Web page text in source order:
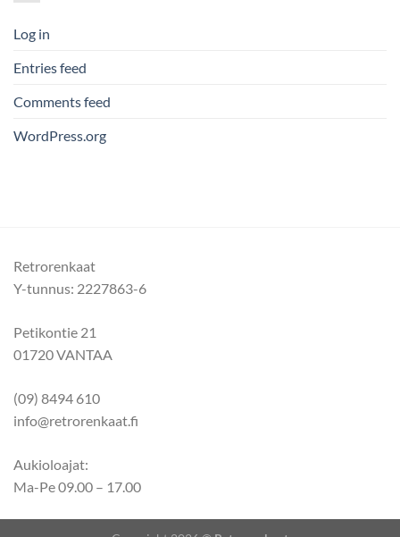
Log in
Entries feed
Comments feed
WordPress.org
Retrorenkaat
Y-tunnus: 2227863-6
Petikontie 21
01720 VANTAA
(09) 8494 610
info@retrorenkaat.fi
Aukioloajat:
Ma-Pe 09.00 – 17.00